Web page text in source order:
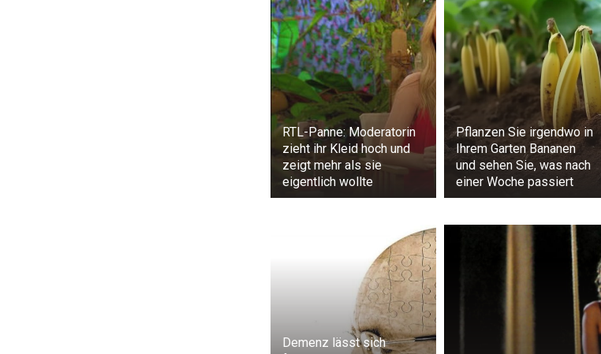
RTL-Panne: Moderatorin
zieht ihr Kleid hoch und
zeigt mehr als sie
eigentlich wollte
Pflanzen Sie irgendwo in
Ihrem Garten Bananen
und sehen Sie, was nach
einer Woche passiert
Demenz lässt sich